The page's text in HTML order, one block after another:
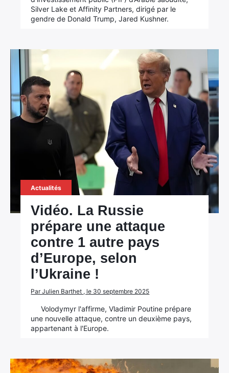
Silver Lake et Affinity Partners, dirigé par le
gendre de Donald Trump, Jared Kushner.
Actualités
Vidéo. La Russie
prépare une attaque
contre 1 autre pays
d’Europe, selon
l’Ukraine !
Par Julien Barthet , le 30 septembre 2025
Volodymyr l'affirme, Vladimir Poutine prépare
une nouvelle attaque, contre un deuxième pays,
appartenant à l'Europe.